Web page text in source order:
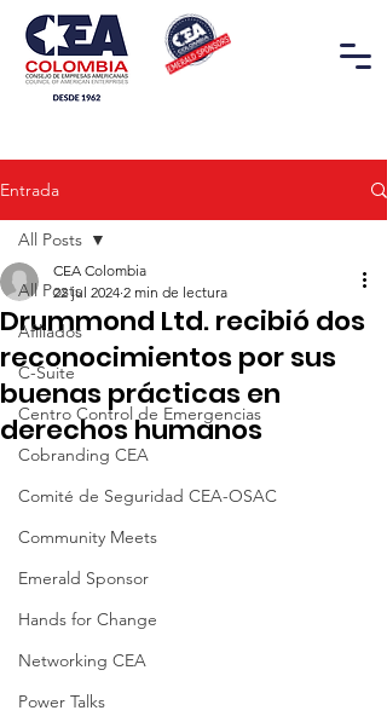
Entrada
All Posts
Afiliados
C-Suite
Centro Control de Emergencias
Cobranding CEA
Comité de Seguridad CEA-OSAC
Community Meets
Emerald Sponsor
Hands for Change
Networking CEA
Power Talks
All Posts
Drummond Ltd. recibió dos
reconocimientos por sus
buenas prácticas en
derechos humanos
CEA Colombia
22 jul 2024 2 min de lectura